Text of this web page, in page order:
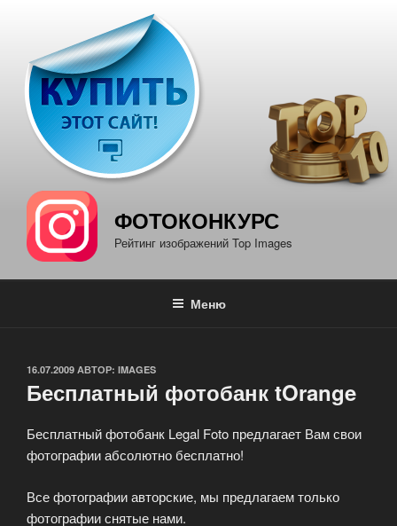
содержимому
ФОТОКОНКУРС
Рейтинг изображений Top Images
Меню
ОПУБЛИКОВАНО
16.07.2009 АВТОР: IMAGES
Бесплатный фотобанк tOrange
Бесплатный фотобанк Legal Foto предлагает Вам свои
фотографии абсолютно бесплатно!
Все фотографии авторские, мы предлагаем только
фотографии снятые нами.